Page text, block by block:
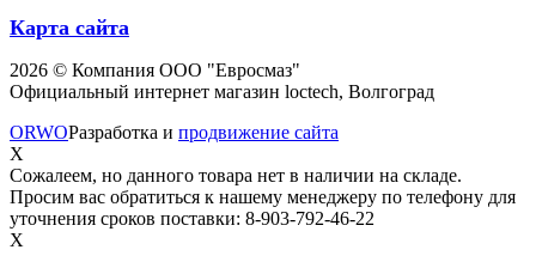
Карта сайта
2026 © Компания ООО "Евросмаз"
Официальный интернет магазин loctech, Волгоград
ORWOРазработка и продвижение сайта
X
Сожалеем, но данного товара нет в наличии на складе.
Просим вас обратиться к нашему менеджеру по телефону для
уточнения сроков поставки: 8-903-792-46-22
X